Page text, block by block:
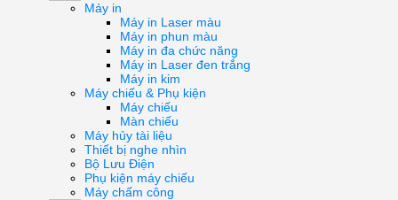
Máy in
Máy in Laser màu
Máy in phun màu
Máy in đa chức năng
Máy in Laser đen trắng
Máy in kim
Máy chiếu & Phụ kiện
Máy chiếu
Màn chiếu
Máy hủy tài liệu
Thiết bị nghe nhìn
Bộ Lưu Điện
Phụ kiện máy chiếu
Máy chấm công